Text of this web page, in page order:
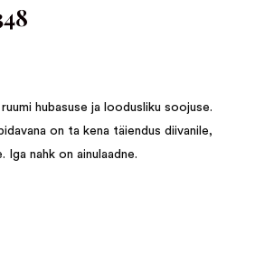
hubasuse ja loodusliku soojuse.
on ta kena täiendus diivanile,
nahk on ainulaadne.